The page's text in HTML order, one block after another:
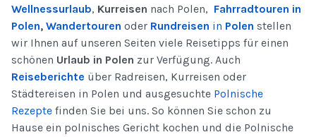
Wellnessurlaub, Kurreisen nach Polen, Fahrradtouren in
Polen, Wandertouren oder Rundreisen in Polen stellen
wir Ihnen auf unseren Seiten viele Reisetipps für einen
schönen Urlaub in Polen zur Verfügung. Auch
Reiseberichte über Radreisen, Kurreisen oder
Städtereisen in Polen und ausgesuchte Polnische
Rezepte finden Sie bei uns. So können Sie schon zu
Hause ein polnisches Gericht kochen und die Polnische